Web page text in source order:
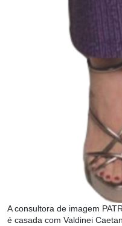
A consultora de imagem
é casada com Valdinei